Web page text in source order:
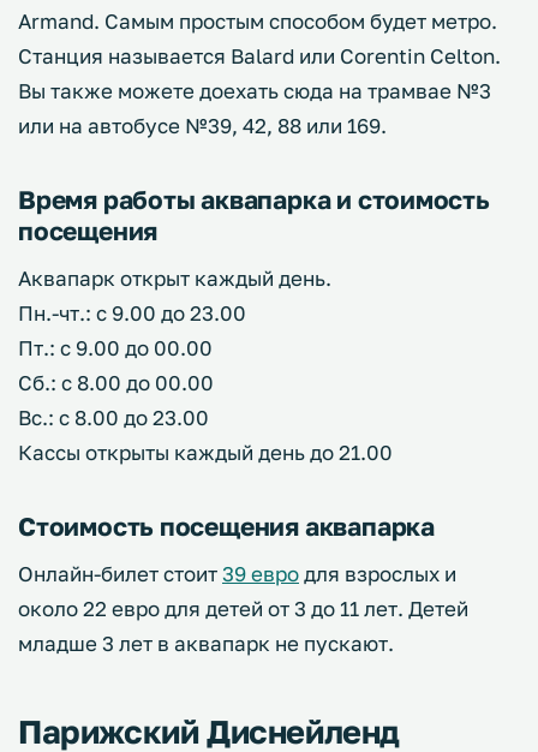
Armand. Самым простым способом будет метро.
Станция называется Balard или Corentin Celton.
Вы также можете доехать сюда на трамвае №3
или на автобусе №39, 42, 88 или 169.
Время работы аквапарка и стоимость
посещения
Аквапарк открыт каждый день.
Пн.-чт.: с 9.00 до 23.00
Пт.: с 9.00 до 00.00
Сб.: с 8.00 до 00.00
Вс.: с 8.00 до 23.00
Кассы открыты каждый день до 21.00
Стоимость посещения аквапарка
Онлайн-билет стоит39 евродля взрослых и
около 22 евро для детей от 3 до 11 лет. Детей
младше 3 лет в аквапарк не пускают.
Парижский Диснейленд